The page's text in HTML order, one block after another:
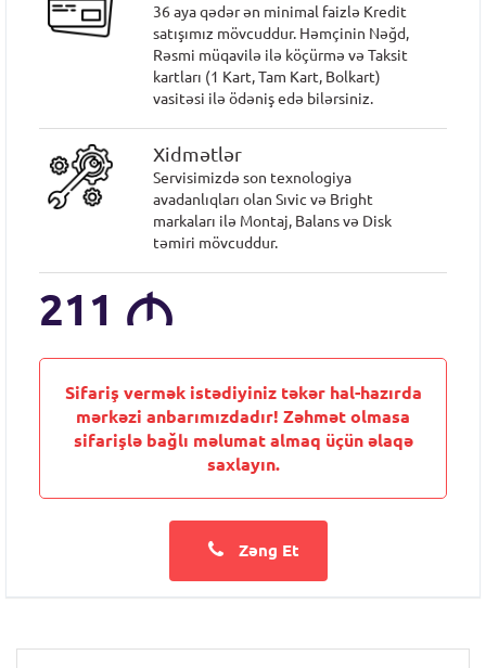
36 aya qədər ən minimal faizlə Kredit
satışımız mövcuddur. Həmçinin Nəğd,
Rəsmi müqavilə ilə köçürmə və Taksit
kartları (1 Kart, Tam Kart, Bolkart)
vasitəsi ilə ödəniş edə bilərsiniz.
Xidmətlər
Servisimizdə son texnologiya
avadanlıqları olan Sıvic və Bright
markaları ilə Montaj, Balans və Disk
təmiri mövcuddur.
211 M
Sifariş vermək istədiyiniz təkər hal-hazırda
mərkəzi anbarımızdadır! Zəhmət olmasa
sifarişlə bağlı məlumat almaq üçün əlaqə
saxlayın.
Zəng Et